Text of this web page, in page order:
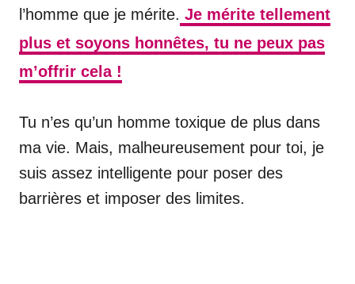
l’homme que je mérite. Je mérite tellement
plus et soyons honnêtes, tu ne peux pas
m’offrir cela !
Tu n’es qu’un homme toxique de plus dans
ma vie. Mais, malheureusement pour toi, je
suis assez intelligente pour poser des
barrières et imposer des limites.